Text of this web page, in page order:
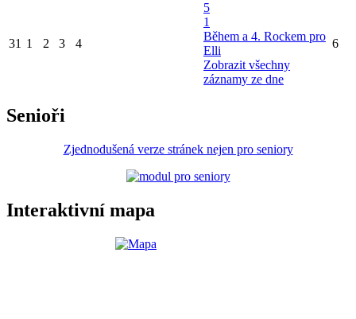
31 1 2 3 4
5
1
Během a 4. Rockem pro
Elli
Zobrazit všechny
záznamy ze dne
6
Senioři
Zjednodušená verze stránek nejen pro seniory
Interaktivní mapa